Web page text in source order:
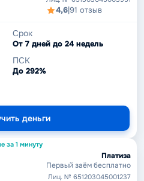
4,6|91 отзыв
Срок
От 7 дней до 24 недель
ПСК
До 292%
деньги
за 1 минуту
Платиза
Первый заём бесплатно
Лиц. № 651203045001237